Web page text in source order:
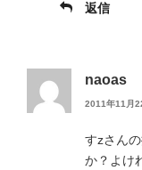
返信
naoas
2011年11月
すzさん
か？よけ